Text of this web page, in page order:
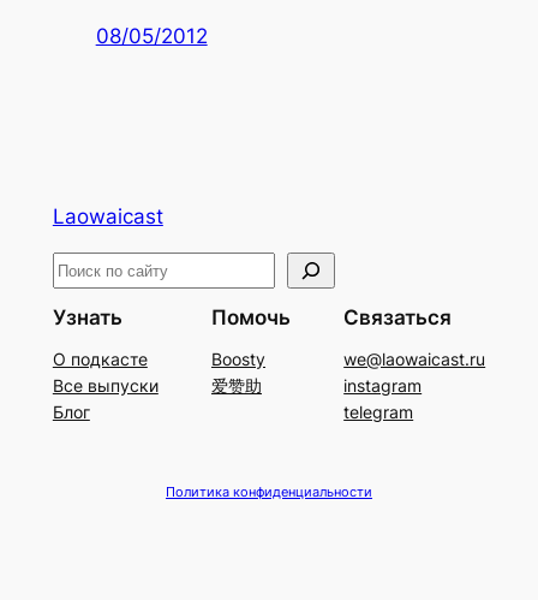
08/05/2012
Laowaicast
П
и
с
к
Узнать
О подкасте
Все выпуски
Блог
Помочь
Boosty
爱赞助
Связаться
we@laowaicast.ru
instagram
telegram
Политика конфиденциальности